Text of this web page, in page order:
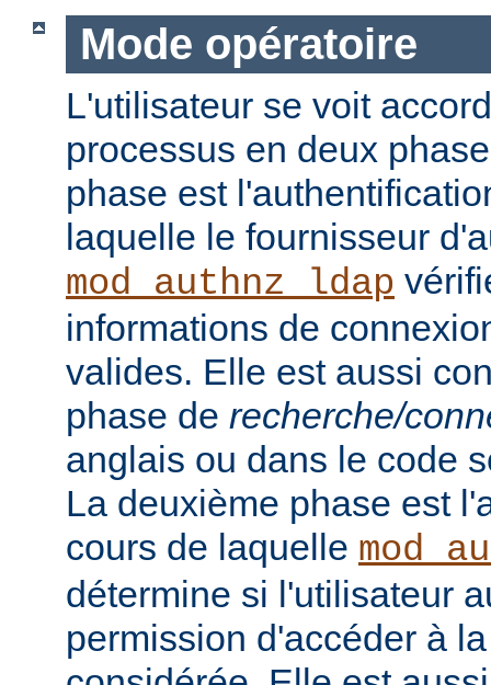
Mode opératoire
L'utilisateur se voit
processus en deux
phase est
laquelle le fournisseur
mod_authnz_ldap
informations de
valides. Elle est aussi
phase de recherche/
anglais ou dans le code
La deuxième phase est
cours de laquelle
détermine si l'utilisateur
permission d'accéder à